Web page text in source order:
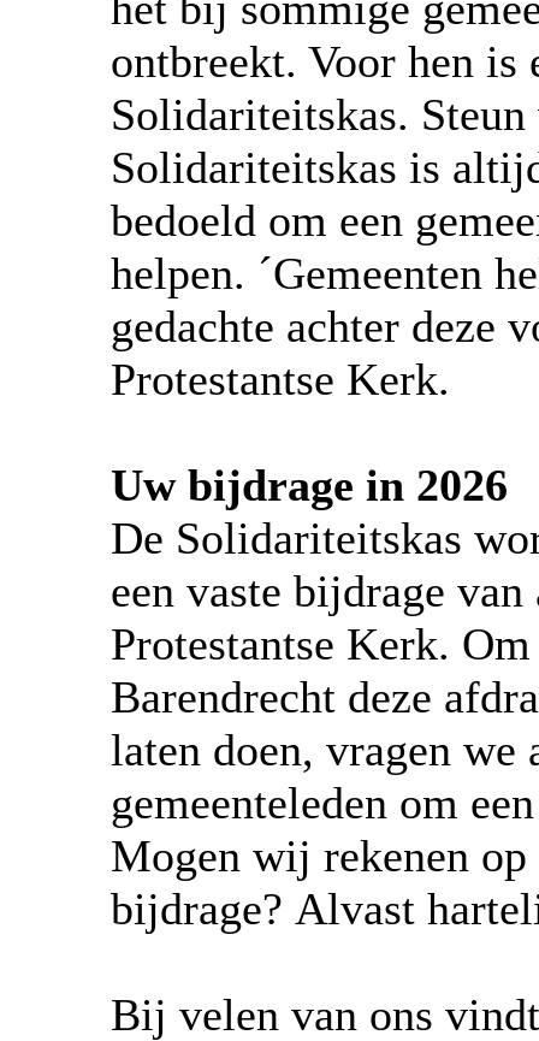
ontbreekt. Voor hen is
Solidariteitskas.
Solidariteitskas is
bedoeld om een
helpen. ´Gemeenten
gedachte achter deze
Protestantse Kerk.
Uw bijdrage in 2026
De Solidariteitskas
een vaste bijdrage
Protestantse Kerk.
Barendrecht deze
laten doen, vragen we
gemeenteleden om
Mogen wij rekenen
bijdrage? Alvast
Bij velen van ons